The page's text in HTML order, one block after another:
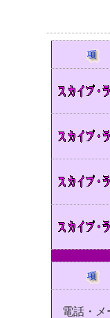
電話・メ